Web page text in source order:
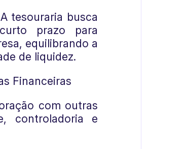
A tesouraria busca
prazo para
equilibrando a
de liquidez.
Financeiras
com outras
controladoria e